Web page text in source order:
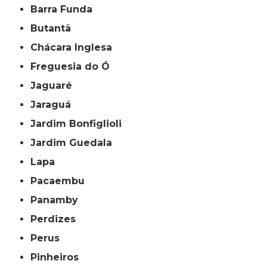
Barra Funda
Butantã
Chácara Inglesa
Freguesia do Ó
Jaguaré
Jaraguá
Jardim Bonfiglioli
Jardim Guedala
Lapa
Pacaembu
Panamby
Perdizes
Perus
Pinheiros